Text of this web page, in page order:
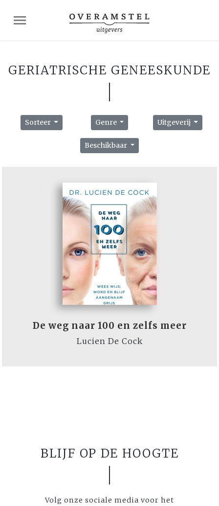
GERIATRISCHE GENEESKUNDE
Sorteer Genre Uitgeverij
Beschikbaar
De weg naar 100 en zelfs meer
Lucien De Cock
BLIJF OP DE HOOGTE
Volg onze sociale media voor het